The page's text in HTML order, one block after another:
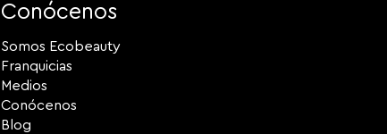
Conócenos
Somos Ecobeauty
Franquicias
Medios
Conócenos
Blog